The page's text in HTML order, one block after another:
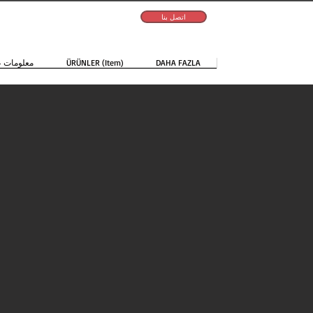
اتصل بنا
معلومات ÜRÜNLER (Item) DAHA FAZLA